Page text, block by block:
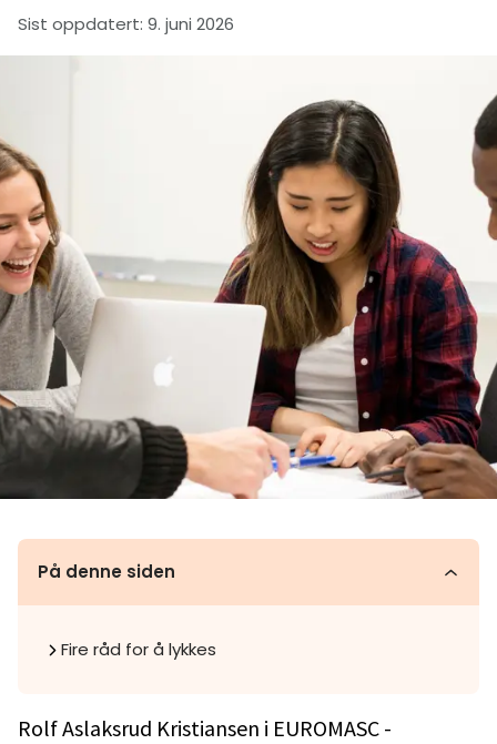
Sist oppdatert: 9. juni 2026
På denne siden
Fire råd for å lykkes
Rolf Aslaksrud Kristiansen i EUROMASC -